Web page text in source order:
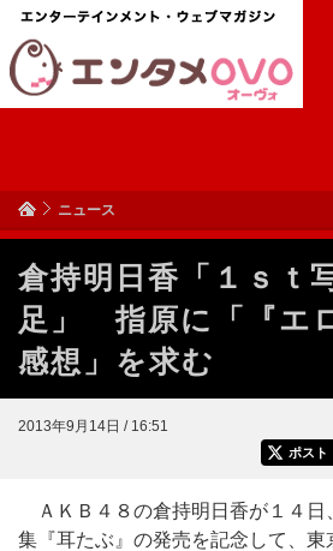
ニュース
倉持明日香「１ｓｔ
足」 指原に「『エ
感想」を求む
2013年9月14日 / 16:51
ポスト
ＡＫＢ４８の倉持明日香が１４日
集『耳たぶ』の発売を記念して、東